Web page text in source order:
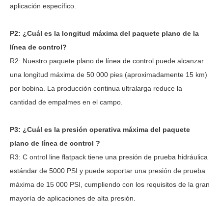
aplicación específico.
P2: ¿Cuál es la longitud máxima del paquete plano de la
línea de control?
R2: Nuestro paquete plano de línea de control puede alcanzar
una longitud máxima de 50 000 pies (aproximadamente 15 km)
por bobina. La producción continua ultralarga reduce la
cantidad de empalmes en el campo.
P3: ¿Cuál es la presión operativa máxima del paquete
plano de línea de control ?
R3: C ontrol line flatpack tiene una presión de prueba hidráulica
estándar de 5000 PSI y puede soportar una presión de prueba
máxima de 15 000 PSI, cumpliendo con los requisitos de la gran
mayoría de aplicaciones de alta presión.